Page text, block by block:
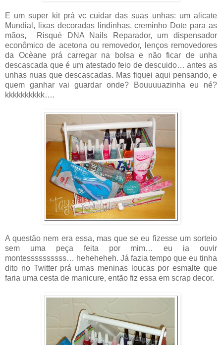
E um super kit prá vc cuidar das suas unhas: um alicate
Mundial, lixas decoradas lindinhas, creminho Dote para as
mãos, Risqué DNA Nails Reparador, um dispensador
econômico de acetona ou removedor, lenços removedores
da Ocèane prá carregar na bolsa e não ficar de unha
descascada que é um atestado feio de descuido… antes as
unhas nuas que descascadas. Mas fiquei aqui pensando, e
quem ganhar vai guardar onde? Bouuuuazinha eu né?
kkkkkkkkkk….
A questão nem era essa, mas que se eu fizesse um sorteio
sem uma peça feita por mim… eu ia ouvir
montessssssssss… heheheheh. Já fazia tempo que eu tinha
dito no Twitter prá umas meninas loucas por esmalte que
faria uma cesta de manicure, então fiz essa em scrap decor.